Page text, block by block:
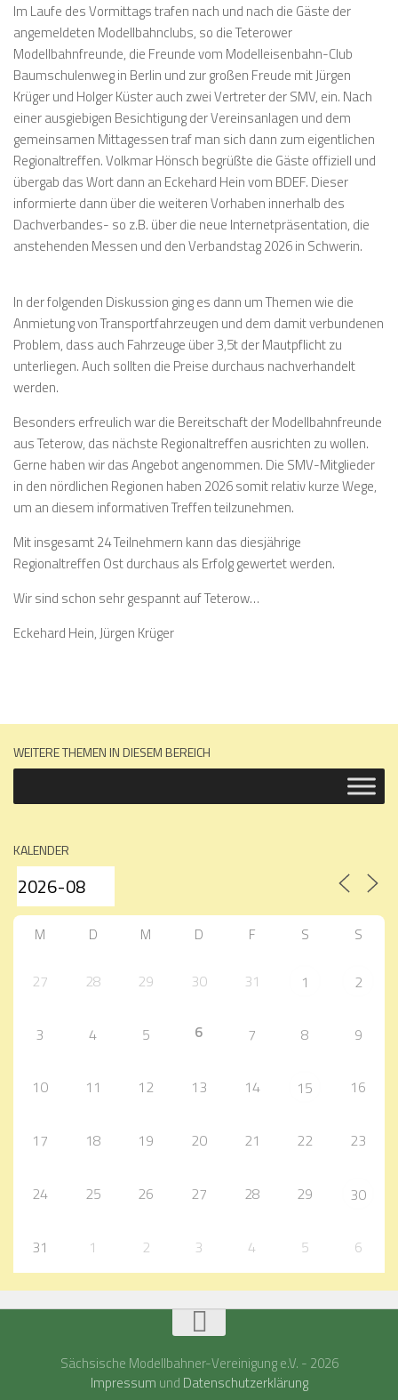
Im Laufe des Vormittags trafen nach und nach die Gäste der
angemeldeten Modellbahnclubs, so die Teterower
Modellbahnfreunde, die Freunde vom Modelleisenbahn-Club
Baumschulenweg in Berlin und zur großen Freude mit Jürgen
Krüger und Holger Küster auch zwei Vertreter der SMV, ein. Nach
einer ausgiebigen Besichtigung der Vereinsanlagen und dem
gemeinsamen Mittagessen traf man sich dann zum eigentlichen
Regionaltreffen. Volkmar Hönsch begrüßte die Gäste offiziell und
übergab das Wort dann an Eckehard Hein vom BDEF. Dieser
informierte dann über die weiteren Vorhaben innerhalb des
Dachverbandes- so z.B. über die neue Internetpräsentation, die
anstehenden Messen und den Verbandstag 2026 in Schwerin.
In der folgenden Diskussion ging es dann um Themen wie die
Anmietung von Transportfahrzeugen und dem damit verbundenen
Problem, dass auch Fahrzeuge über 3,5t der Mautpflicht zu
unterliegen. Auch sollten die Preise durchaus nachverhandelt
werden.
Besonders erfreulich war die Bereitschaft der Modellbahnfreunde
aus Teterow, das nächste Regionaltreffen ausrichten zu wollen.
Gerne haben wir das Angebot angenommen. Die SMV-Mitglieder
in den nördlichen Regionen haben 2026 somit relativ kurze Wege,
um an diesem informativen Treffen teilzunehmen.
Mit insgesamt 24 Teilnehmern kann das diesjährige
Regionaltreffen Ost durchaus als Erfolg gewertet werden.
Wir sind schon sehr gespannt auf Teterow…
Eckehard Hein, Jürgen Krüger
WEITERE THEMEN IN DIESEM BEREICH
KALENDER
M D M D F S S
27 28 29 30 31 1 2
3 4 5 6 7 8 9
10 11 12 13 14 15 16
17 18 19 20 21 22 23
24 25 26 27 28 29 30
31 1 2 3 4 5 6
Sächsische Modellbahner-Vereinigung e.V. - 2026
Impressum und Datenschutzerklärung